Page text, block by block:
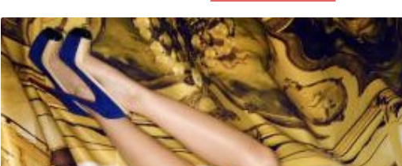
Kliknij, aby powiększyć